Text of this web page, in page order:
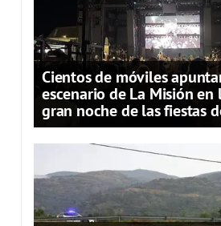
Cientos de móviles
escenario de La Misión en
gran noche de las fiestas